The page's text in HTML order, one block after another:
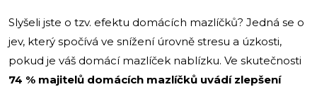
Slyšeli jste o tzv. efektu domácích mazlíčků? Jedná se o
jev, který spočívá ve snížení úrovně stresu a úzkosti,
pokud je váš domácí mazlíček nablízku. Ve skutečnosti
74 % majitelů domácích mazlíčků uvádí zlepšení